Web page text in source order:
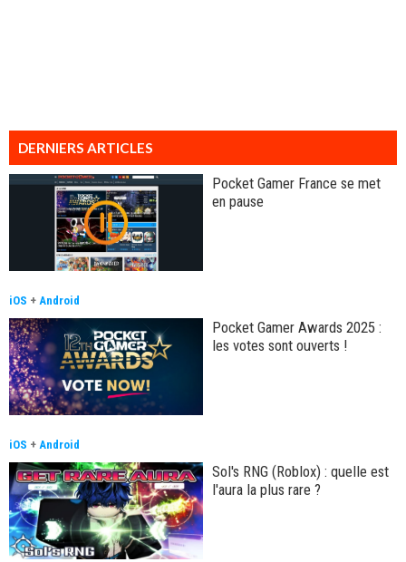
DERNIERS ARTICLES
Pocket Gamer France se met
en pause
iOS + Android
Pocket Gamer Awards 2025 :
les votes sont ouverts !
iOS + Android
Sol's RNG (Roblox) : quelle est
l'aura la plus rare ?